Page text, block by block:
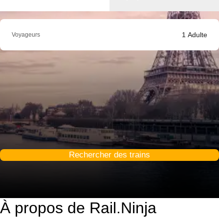
Voyageurs 1 Adulte
Rechercher des trains
À propos de Rail.Ninja